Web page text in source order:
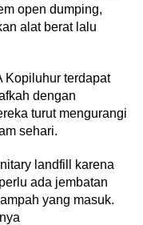
open dumping,
alat berat lalu
Kopiluhur terdapat
dengan
turut mengurangi
sehari.
landfill karena
ada jembatan
yang masuk.